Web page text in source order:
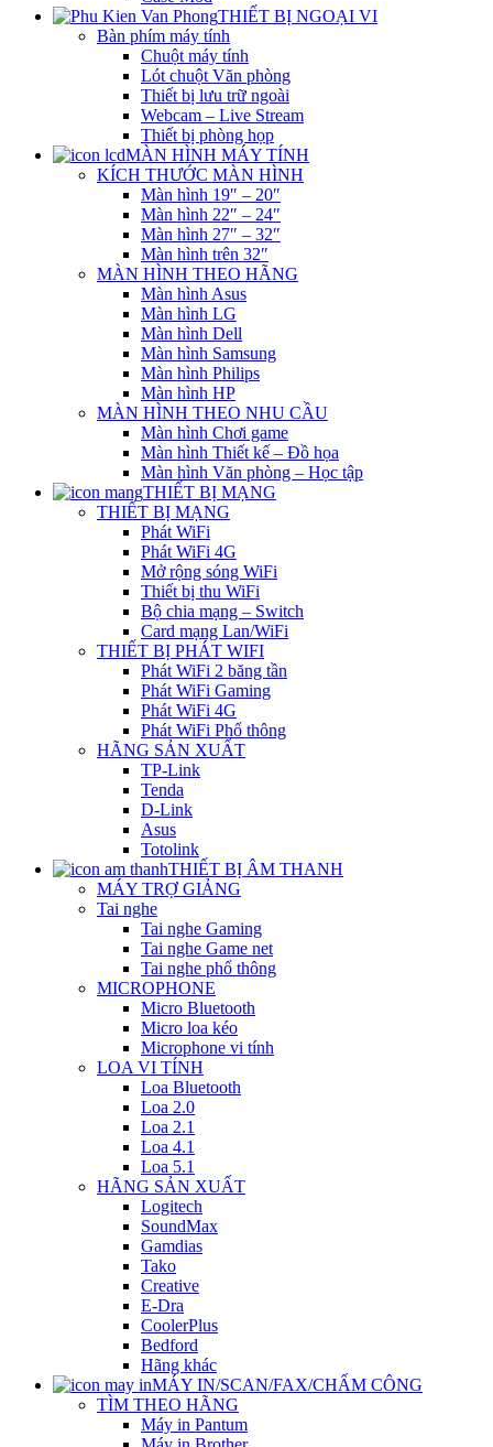
THIẾT BỊ NGOẠI VI
Bàn phím máy tính
Chuột máy tính
Lót chuột Văn phòng
Thiết bị lưu trữ ngoài
Webcam – Live Stream
Thiết bị phòng họp
MÀN HÌNH MÁY TÍNH
KÍCH THƯỚC MÀN HÌNH
Màn hình 19″ – 20″
Màn hình 22″ – 24″
Màn hình 27″ – 32″
Màn hình trên 32″
MÀN HÌNH THEO HÃNG
Màn hình Asus
Màn hình LG
Màn hình Dell
Màn hình Samsung
Màn hình Philips
Màn hình HP
MÀN HÌNH THEO NHU CẦU
Màn hình Chơi game
Màn hình Thiết kế – Đồ họa
Màn hình Văn phòng – Học tập
THIẾT BỊ MẠNG
THIẾT BỊ MẠNG
Phát WiFi
Phát WiFi 4G
Mở rộng sóng WiFi
Thiết bị thu WiFi
Bộ chia mạng – Switch
Card mạng Lan/WiFi
THIẾT BỊ PHÁT WIFI
Phát WiFi 2 băng tần
Phát WiFi Gaming
Phát WiFi 4G
Phát WiFi Phổ thông
HÃNG SẢN XUẤT
TP-Link
Tenda
D-Link
Asus
Totolink
THIẾT BỊ ÂM THANH
MÁY TRỢ GIẢNG
Tai nghe
Tai nghe Gaming
Tai nghe Game net
Tai nghe phổ thông
MICROPHONE
Micro Bluetooth
Micro loa kéo
Microphone vi tính
LOA VI TÍNH
Loa Bluetooth
Loa 2.0
Loa 2.1
Loa 4.1
Loa 5.1
HÃNG SẢN XUẤT
Logitech
SoundMax
Gamdias
Tako
Creative
E-Dra
CoolerPlus
Bedford
Hãng khác
MÁY IN/SCAN/FAX/CHẤM CÔNG
TÌM THEO HÃNG
Máy in Pantum